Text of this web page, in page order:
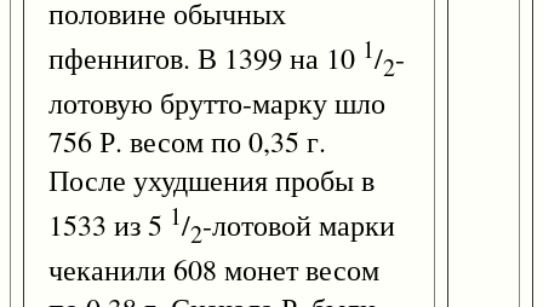
половине обычных
пфеннигов. В 1399 на 10 1/2-
лотовую брутто-марку шло
756 Р. весом по 0,35 г.
После ухудшения пробы в
1533 из 5 1/2-лотовой марки
чеканили 608 монет весом